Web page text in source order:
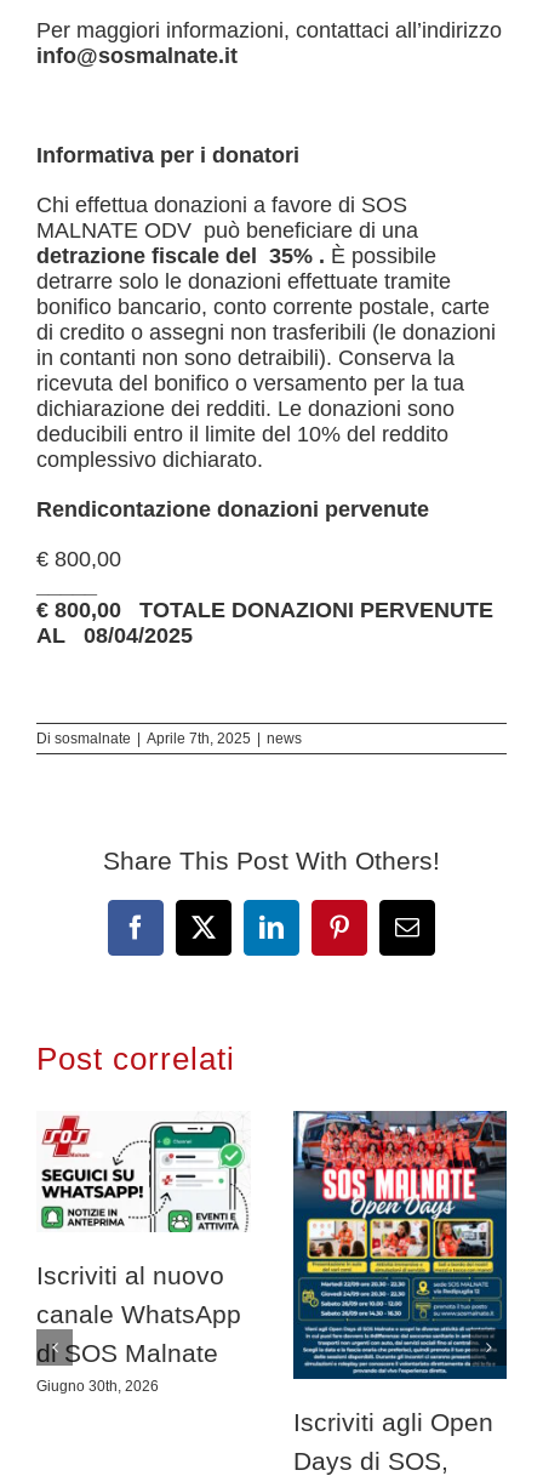
Per maggiori informazioni, contattaci all’indirizzo
info@sosmalnate.it
Informativa per i donatori
Chi effettua donazioni a favore di SOS
MALNATE ODV può beneficiare di una
detrazione fiscale del 35% . È possibile
detrarre solo le donazioni effettuate tramite
bonifico bancario, conto corrente postale, carte
di credito o assegni non trasferibili (le donazioni
in contanti non sono detraibili). Conserva la
ricevuta del bonifico o versamento per la tua
dichiarazione dei redditi. Le donazioni sono
deducibili entro il limite del 10% del reddito
complessivo dichiarato.
Rendicontazione donazioni pervenute
€ 800,00
€ 800,00 TOTALE DONAZIONI PERVENUTE
AL 08/04/2025
Di sosmalnate Aprile 7th, 2025 news
Share This Post With Others!
Facebook
X LinkedInPinterestEmail
Post correlati
Iscriviti al nuovo
canale WhatsApp
di SOS Malnate
Giugno 30th, 2026
Iscriviti agli Open
Days di SOS,